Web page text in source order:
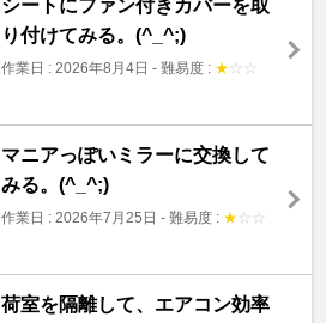
シートにファン付きカバーを取
り付けてみる。(^_^;)
作業日 : 2026年8月4日 - 難易度 : ★ ☆ ☆
マニアっぽいミラーに交換して
みる。(^_^;)
作業日 : 2026年7月25日 - 難易度 : ★ ☆ ☆
荷室を隔離して、エアコン効率